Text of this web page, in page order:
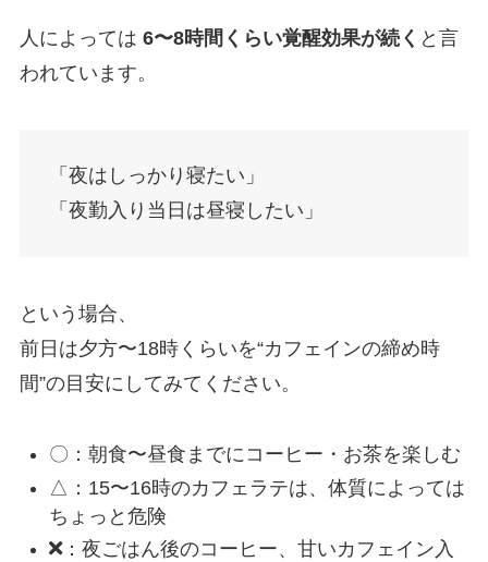
人によっては 6〜8時間くらい覚醒効果が続く と言
われています。
「夜はしっかり寝たい」
「夜勤入り当日は昼寝したい」
という場合、
前日は夕方〜18時くらいを“カフェインの締め時
間”の目安にしてみてください。
〇：朝食〜昼食までにコーヒー・お茶を楽しむ
△：15〜16時のカフェラテは、体質によっては
ちょっと危険
：夜ごはん後のコーヒー、甘いカフェイン入